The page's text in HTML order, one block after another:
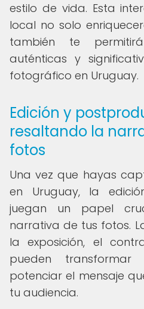
estilo de vida. Esta
local no solo
también te
auténticas y
fotográfico en Uruguay.
Edición y
resaltando la
fotos
Una vez que hayas
en Uruguay, la
juegan un papel
narrativa de tus fotos.
la exposición, el
pueden
potenciar el mensaje
tu audiencia.